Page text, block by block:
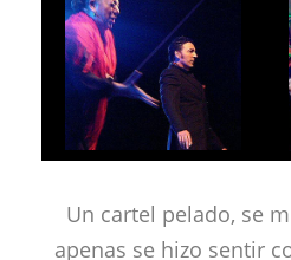
Un cartel pelado, se
apenas se hizo sentir